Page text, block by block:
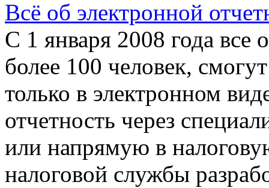
Всё об электронной
С 1 января 2008 года все
более 100 человек,
только в электронном
отчетность через
или напрямую в
налоговой службы